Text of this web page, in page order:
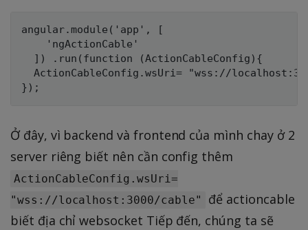
angular.module('app', [
    'ngActionCable'
  ]) .run(function (ActionCableConfig){
ActionCableConfig.wsUri= "wss://
Ở đây, vì backend và frontend của mình chay ở 2
server riêng biết nên cần config thêm
ActionCableConfig.wsUri=
"wss://localhost:3000/cable"
để actioncable
biết địa chỉ websocket Tiếp đến, chúng ta sẽ